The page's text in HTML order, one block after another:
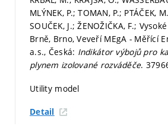
MLÝNEK, P.; TOMAN, P.; PTÁČEK,
SOUČEK, J.; ŽENOŽIČKA, F.;
Brně, Brno, Veveří MEgA - Měřící
a.s., Česká: Indikátor výbojů pro
plynem izolované rozváděče.
Utility model
Detail